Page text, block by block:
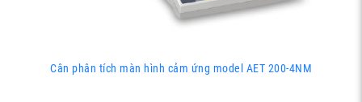
Cân phân tích màn hình cảm ứng model AET 200-4NM